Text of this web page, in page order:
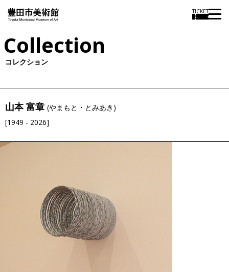
TICKET
Collection
コレクション
山本 富章 (やまもと・とみあき)
[1949 - 2026]